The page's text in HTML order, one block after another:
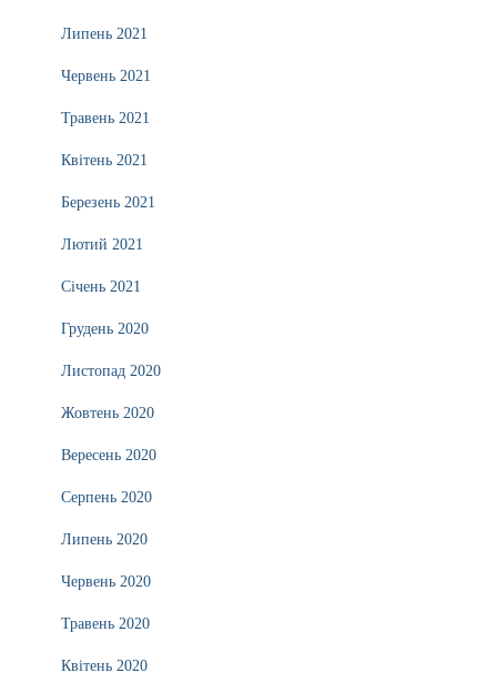
Липень 2021
Червень 2021
Травень 2021
Квітень 2021
Березень 2021
Лютий 2021
Січень 2021
Грудень 2020
Листопад 2020
Жовтень 2020
Вересень 2020
Серпень 2020
Липень 2020
Червень 2020
Травень 2020
Квітень 2020